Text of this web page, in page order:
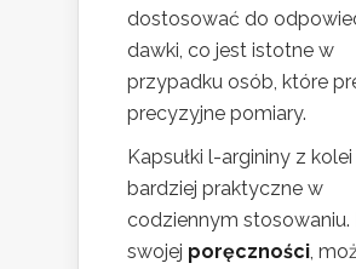
dostosować do
dawki, co jest istotne w
przypadku osób, które
precyzyjne pomiary.
Kapsułki l-argininy z kolei
bardziej praktyczne w
codziennym stosowaniu.
swojej poręczności,